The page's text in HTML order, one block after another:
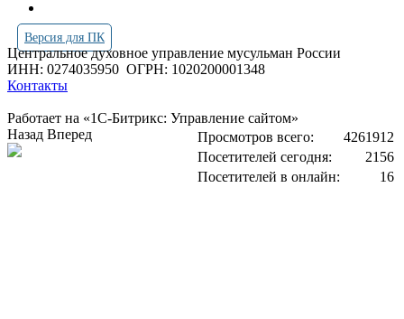
Версия для ПК
Центральное духовное управление мусульман России
ИНН: 0274035950 ОГРН: 1020200001348
Контакты
Работает на «1С-Битрикс: Управление сайтом»
Просмотров всего:
4261912
Посетителей сегодня:
2156
Посетителей в онлайн:
16
Назад Вперед